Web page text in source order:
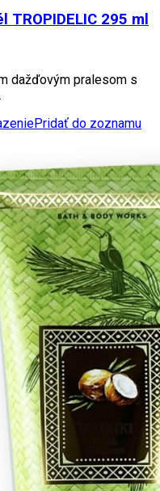
295 ml
dažďovým pralesom s
Pridať do zoznamu